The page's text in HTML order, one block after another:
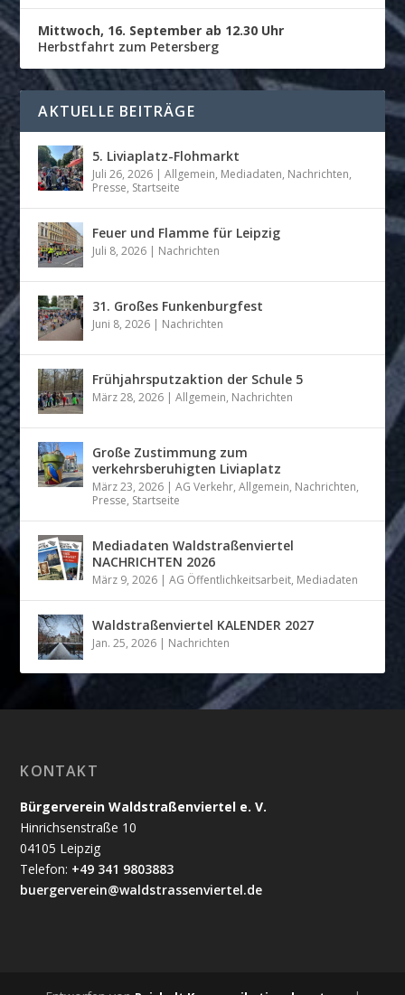
Mittwoch, 16. September ab 12.30 Uhr
Herbstfahrt zum Petersberg
AKTUELLE BEITRÄGE
5. Liviaplatz-Flohmarkt
Juli 26, 2026 |Allgemein, Mediadaten, Nachrichten,
Presse, Startseite
Feuer und Flamme für Leipzig
Juli 8, 2026 | Nachrichten
31. Großes Funkenburgfest
Juni 8, 2026 | Nachrichten
Frühjahrsputzaktion der Schule 5
März 28, 2026 |Allgemein, Nachrichten
Große Zustimmung zum
verkehrsberuhigten Liviaplatz
März 23, 2026 |AG Verkehr,Allgemein, Nachrichten,
Presse, Startseite
Mediadaten Waldstraßenviertel
NACHRICHTEN 2026
März 9, 2026 |AG Öffentlichkeitsarbeit, Mediadaten
Waldstraßenviertel KALENDER 2027
Jan. 25, 2026 | Nachrichten
KONTAKT
Bürgerverein Waldstraßenviertel e. V.
Hinrichsenstraße 10
04105 Leipzig
Telefon: +49 341 9803883
buergerverein@waldstrassenviertel.de